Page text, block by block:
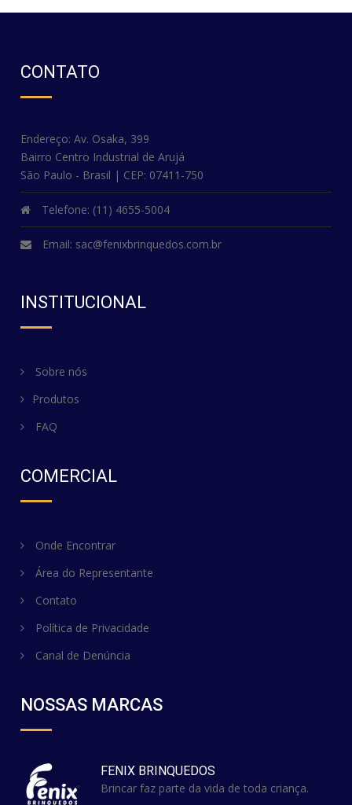
CONTATO
Endereço: Av. Osaka, 399
Bairro Centro Industrial de Arujá
São Paulo - Brasil | CEP: 07411-750
Telefone: (11) 4655-5004
Email: sac@fenixbrinquedos.com.br
INSTITUCIONAL
Sobre nós
Produtos
FAQ
COMERCIAL
Onde Encontrar
Área do Representante
Contato
Política de Privacidade
Canal de Denúncia
NOSSAS MARCAS
FENIX BRINQUEDOS
Brincar faz parte da vida de toda criança.